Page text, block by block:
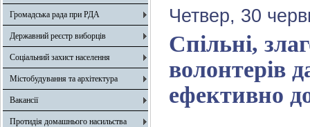
Громадська рада при РДА
Державний реєстр виборців
Соціальний захист населення
Містобудування та архітектура
Вакансії
Протидія домашнього насильства
Четвер, 30
Спільні,
волонтерів
ефективно